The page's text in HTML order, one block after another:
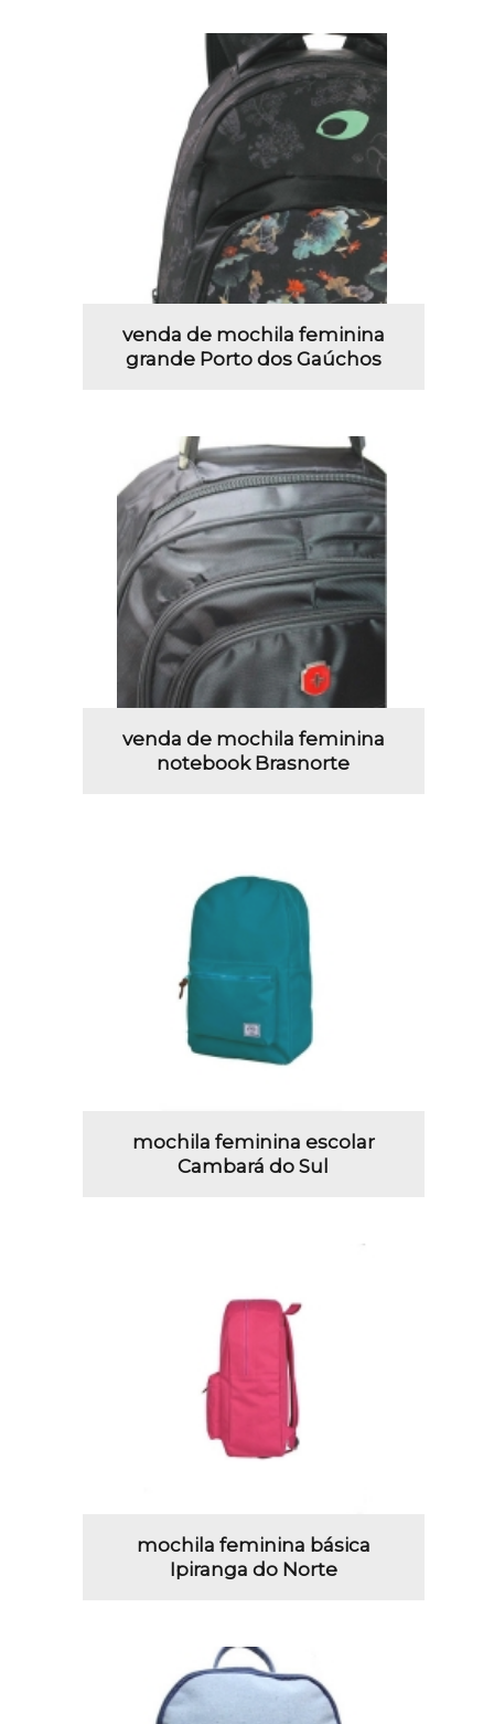
venda de mochila feminina
grande Porto dos Gaúchos
venda de mochila feminina
notebook Brasnorte
mochila feminina escolar
Cambará do Sul
mochila feminina básica
Ipiranga do Norte